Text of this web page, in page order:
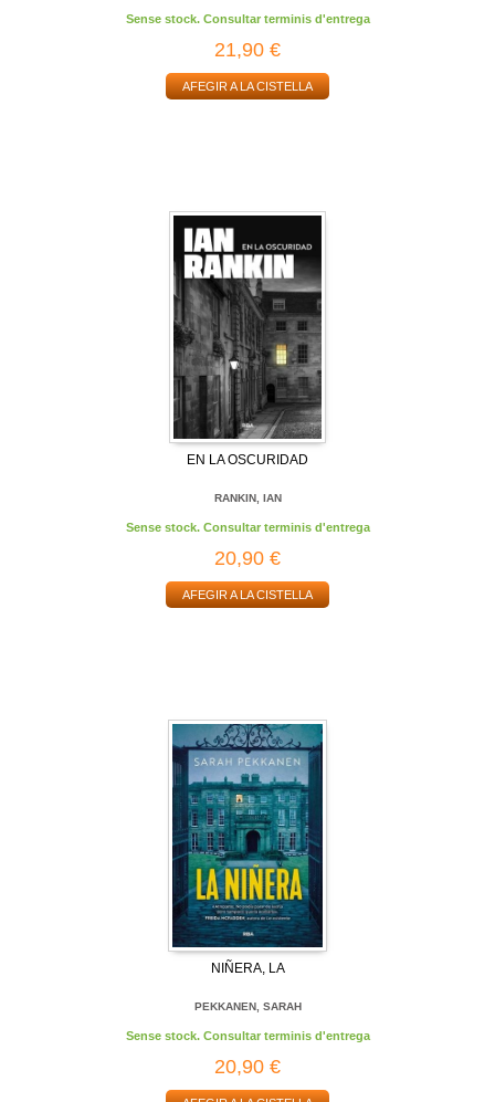
Sense stock. Consultar terminis d'entrega
21,90 €
AFEGIR A LA CISTELLA
EN LA OSCURIDAD
RANKIN, IAN
Sense stock. Consultar terminis d'entrega
20,90 €
AFEGIR A LA CISTELLA
NIÑERA, LA
PEKKANEN, SARAH
Sense stock. Consultar terminis d'entrega
20,90 €